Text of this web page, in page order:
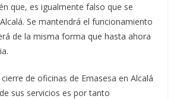
que, es igualmente falso que se
Se mantendrá el funcionamiento
de la misma forma que hasta ahora
de oficinas de Emasesa en Alcalá
sus servicios es por tanto